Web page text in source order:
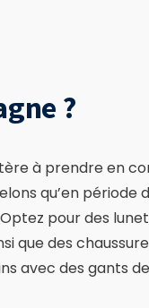
?
à prendre en
qu’en période
pour des
que des
avec des gants